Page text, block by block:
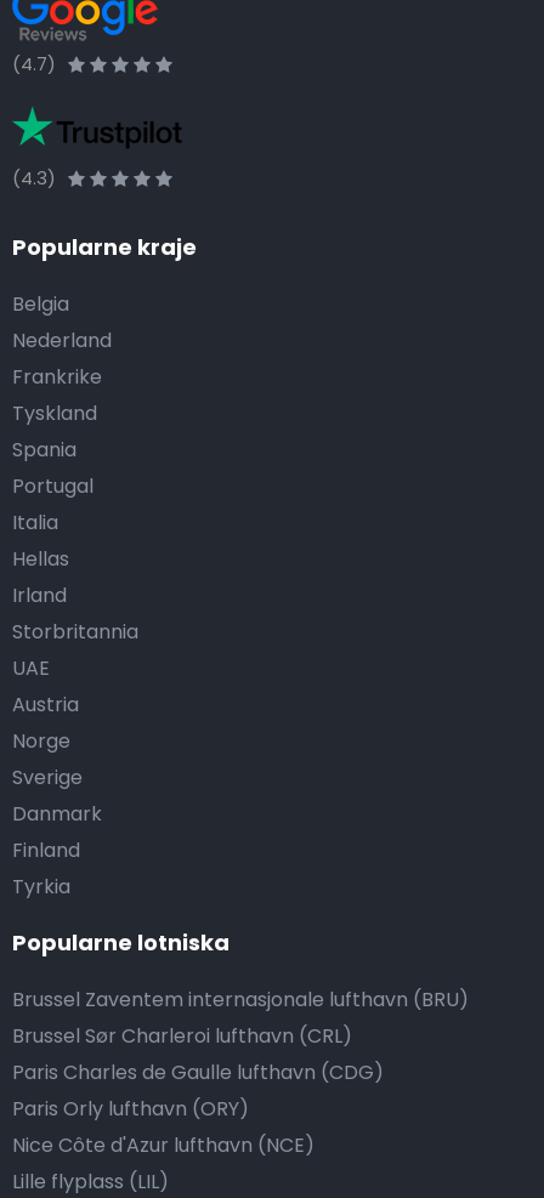
(4.7)
(4.3)
Popularne kraje
Belgia
Nederland
Frankrike
Tyskland
Spania
Portugal
Italia
Hellas
Irland
Storbritannia
UAE
Austria
Norge
Sverige
Danmark
Finland
Tyrkia
Popularne lotniska
Brussel Zaventem internasjonale lufthavn (BRU)
Brussel Sør Charleroi lufthavn (CRL)
Paris Charles de Gaulle lufthavn (CDG)
Paris Orly lufthavn (ORY)
Nice Côte d'Azur lufthavn (NCE)
Lille flyplass (LIL)